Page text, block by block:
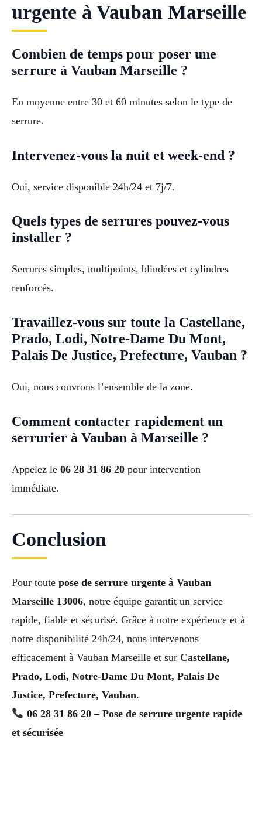
urgente à Vauban Marseille
Combien de temps pour poser une
serrure à Vauban Marseille ?
En moyenne entre 30 et 60 minutes selon le type de
serrure.
Intervenez-vous la nuit et week-end ?
Oui, service disponible 24h/24 et 7j/7.
Quels types de serrures pouvez-vous
installer ?
Serrures simples, multipoints, blindées et cylindres
renforcés.
Travaillez-vous sur toute la Castellane,
Prado, Lodi, Notre-Dame Du Mont,
Palais De Justice, Prefecture, Vauban ?
Oui, nous couvrons l’ensemble de la zone.
Comment contacter rapidement un
serrurier à Vauban à Marseille ?
Appelez le 06 28 31 86 20 pour intervention
immédiate.
Conclusion
Pour toute pose de serrure urgente à Vauban
Marseille 13006, notre équipe garantit un service
rapide, fiable et sécurisé. Grâce à notre expérience et à
notre disponibilité 24h/24, nous intervenons
efficacement à Vauban Marseille et sur Castellane,
Prado, Lodi, Notre-Dame Du Mont, Palais De
Justice, Prefecture, Vauban.
06 28 31 86 20 – Pose de serrure urgente rapide
et sécurisée